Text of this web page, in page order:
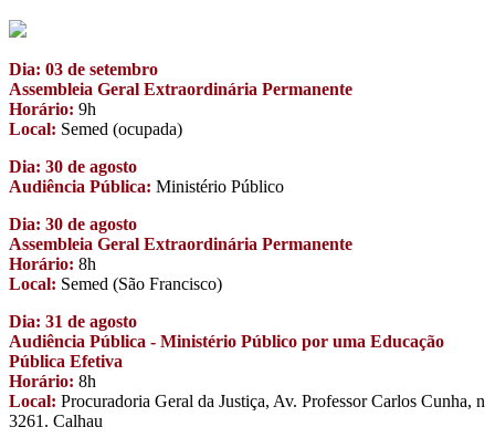
Dia: 03 de setembro
Assembleia Geral Extraordinária Permanente
Horário: 9h
Local: Semed (ocupada)
Dia: 30 de agosto
Audiência Pública: Ministério Público
Dia: 30 de agosto
Assembleia Geral Extraordinária Permanente
Horário: 8h
Local: Semed (São Francisco)
Dia: 31 de agosto
Audiência Pública - Ministério Público por uma Educação
Pública Efetiva
Horário: 8h
Local: Procuradoria Geral da Justiça, Av. Professor Carlos Cunha, n
3261. Calhau